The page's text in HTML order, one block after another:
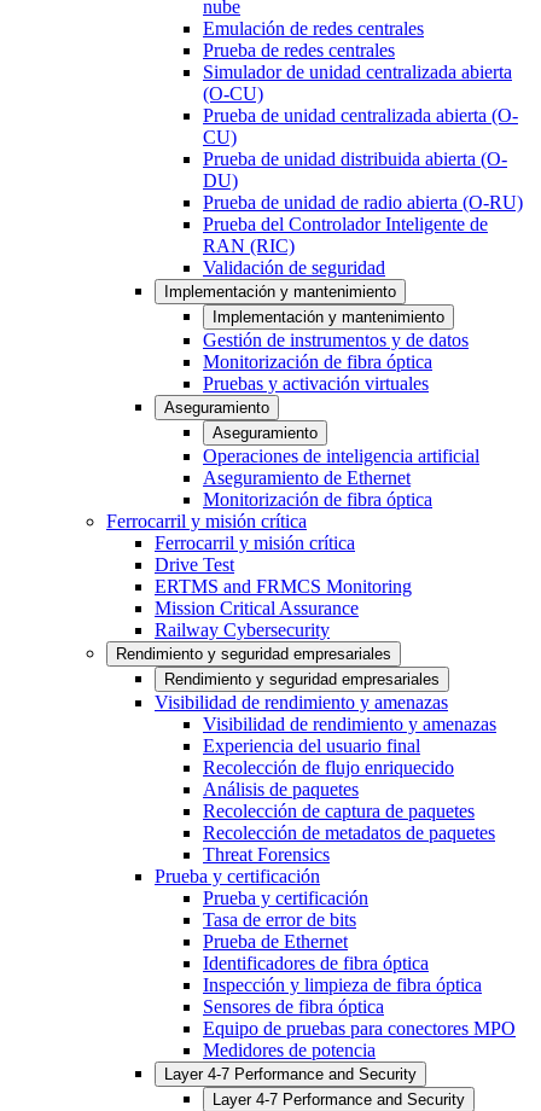
nube
Emulación de redes centrales
Prueba de redes centrales
Simulador de unidad centralizada abierta
(O-CU)
Prueba de unidad centralizada abierta (O-
CU)
Prueba de unidad distribuida abierta (O-
DU)
Prueba de unidad de radio abierta (O-RU)
Prueba del Controlador Inteligente de
RAN (RIC)
Validación de seguridad
Implementación y mantenimiento
Implementación y mantenimiento
Gestión de instrumentos y de datos
Monitorización de fibra óptica
Pruebas y activación virtuales
Aseguramiento
Aseguramiento
Operaciones de inteligencia artificial
Aseguramiento de Ethernet
Monitorización de fibra óptica
Ferrocarril y misión crítica
Ferrocarril y misión crítica
Drive Test
ERTMS and FRMCS Monitoring
Mission Critical Assurance
Railway Cybersecurity
Rendimiento y seguridad empresariales
Rendimiento y seguridad empresariales
Visibilidad de rendimiento y amenazas
Visibilidad de rendimiento y amenazas
Experiencia del usuario final
Recolección de flujo enriquecido
Análisis de paquetes
Recolección de captura de paquetes
Recolección de metadatos de paquetes
Threat Forensics
Prueba y certificación
Prueba y certificación
Tasa de error de bits
Prueba de Ethernet
Identificadores de fibra óptica
Inspección y limpieza de fibra óptica
Sensores de fibra óptica
Equipo de pruebas para conectores MPO
Medidores de potencia
Layer 4-7 Performance and Security
Layer 4-7 Performance and Security